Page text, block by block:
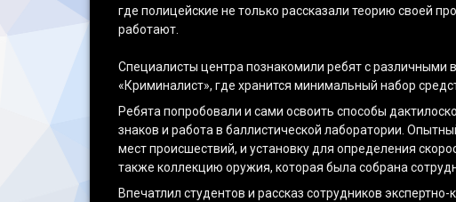
где полицейские не только рассказали теорию своей
работают.
Специалисты центра познакомили ребят с
«Криминалист», где хранится минимальный набор
Ребята попробовали и сами освоить способы
знаков и работа в баллистической лаборатории.
мест происшествий, и установку для определения
также коллекцию оружия, которая была собрана
Впечатлил студентов и рассказ сотрудников